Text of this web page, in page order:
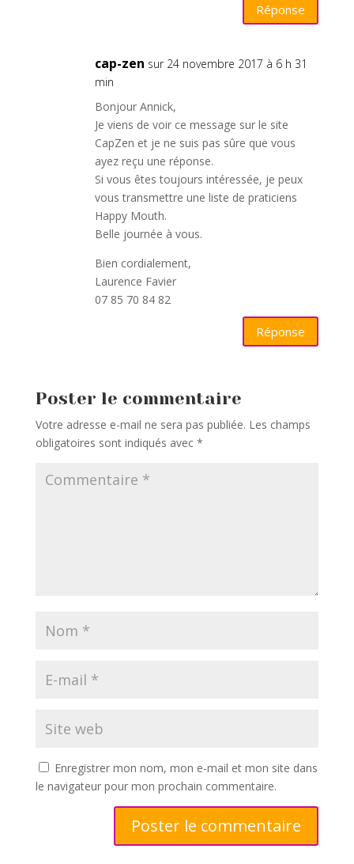
Réponse
cap-zen sur 24 novembre 2017 à 6 h 31
min
Bonjour Annick,
Je viens de voir ce message sur le site
CapZen et je ne suis pas sûre que vous
ayez reçu une réponse.
Si vous êtes toujours intéressée, je peux
vous transmettre une liste de praticiens
Happy Mouth.
Belle journée à vous.
Bien cordialement,
Laurence Favier
07 85 70 84 82
Réponse
Poster le commentaire
Votre adresse e-mail ne sera pas publiée. Les champs
obligatoires sont indiqués avec *
Enregistrer mon nom, mon e-mail et mon site dans
le navigateur pour mon prochain commentaire.